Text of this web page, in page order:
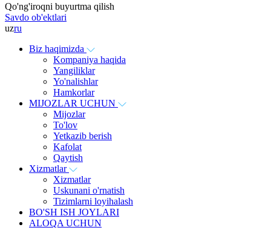
Qo'ng'iroqni buyurtma qilish
Savdo ob'ektlari
uzru
Biz haqimizda
Kompaniya haqida
Yangiliklar
Yo'nalishlar
Hamkorlar
MIJOZLAR UCHUN
Mijozlar
To'lov
Yetkazib berish
Kafolat
Qaytish
Xizmatlar
Xizmatlar
Uskunani o'rnatish
Tizimlarni loyihalash
BO'SH ISH JOYLARI
ALOQA UCHUN